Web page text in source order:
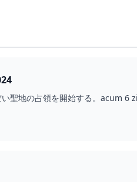
聖地の占領を開始する。acum